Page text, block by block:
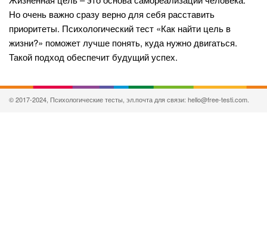
Но очень важно сразу верно для себя расставить
приоритеты. Психологический тест «Как найти цель в
жизни?» поможет лучше понять, куда нужно двигаться.
Такой подход обеспечит будущий успех.
© 2017-2024, Психологические тесты, эл.почта для связи: hello@free-testi.com.